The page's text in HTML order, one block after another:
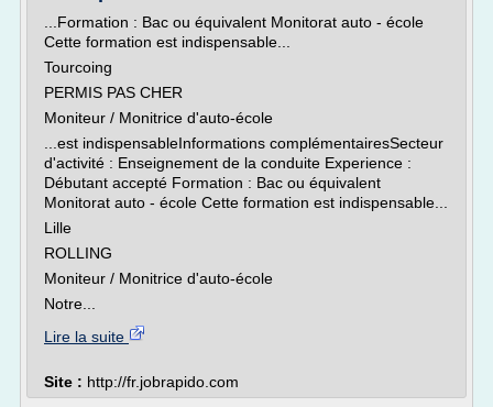
...Formation : Bac ou équivalent Monitorat auto - école
Cette formation est indispensable...
Tourcoing
PERMIS PAS CHER
Moniteur / Monitrice d'auto-école
...est indispensableInformations complémentairesSecteur
d'activité : Enseignement de la conduite Experience :
Débutant accepté Formation : Bac ou équivalent
Monitorat auto - école Cette formation est indispensable...
Lille
ROLLING
Moniteur / Monitrice d'auto-école
Notre...
Lire la suite
Site : http://fr.jobrapido.com